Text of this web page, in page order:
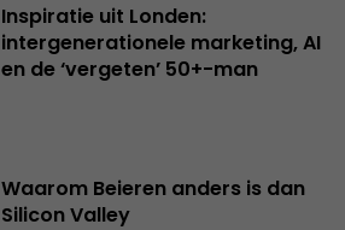
Inspiratie uit Londen:
intergenerationele marketing, AI
en de ‘vergeten’ 50+-man
Waarom Beieren anders is dan
Silicon Valley